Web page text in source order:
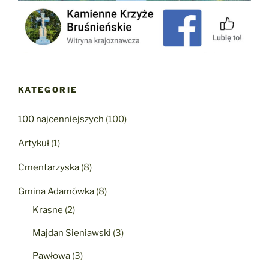
KATEGORIE
100 najcenniejszych (100)
Artykuł (1)
Cmentarzyska (8)
Gmina Adamówka (8)
Krasne (2)
Majdan Sieniawski (3)
Pawłowa (3)